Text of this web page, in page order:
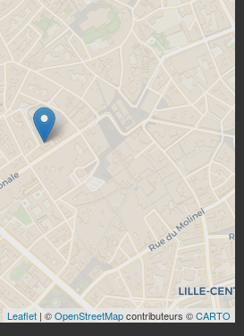
Leaflet | ©OpenStreetMapcontributeurs ©CARTO